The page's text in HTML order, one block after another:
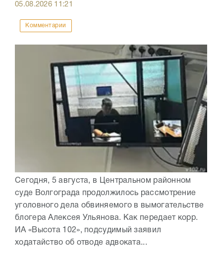
05.08.2026 11:21
Комментарии
Сегодня, 5 августа, в Центральном районном
суде Волгограда продолжилось рассмотрение
уголовного дела обвиняемого в вымогательстве
блогера Алексея Ульянова. Как передает корр.
ИА «Высота 102», подсудимый заявил
ходатайство об отводе адвоката...